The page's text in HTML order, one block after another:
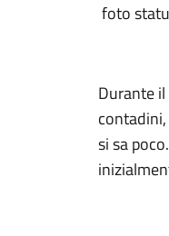
foto
Durante
si sa